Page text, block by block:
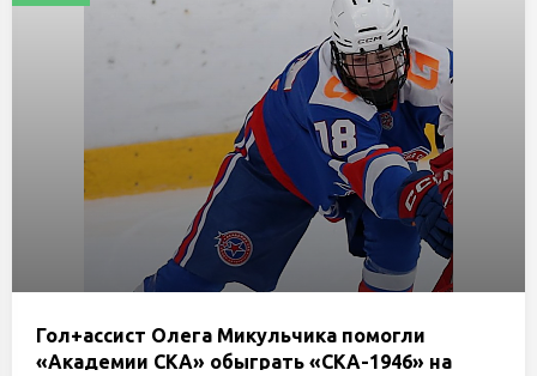
Гол+ассист Олега Микульчика помогли
«Академии СКА» обыграть «СКА-1946» на